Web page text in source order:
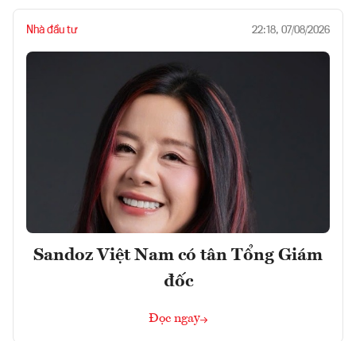
Nhà đầu tư 22:18, 07/08/2026
Sandoz Việt Nam có tân Tổng Giám
đốc
Đọc ngay